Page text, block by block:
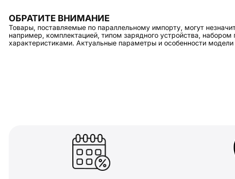
ОБРАТИТЕ ВНИМАНИЕ
Товары, поставляемые по параллельному импорту, могут
например, комплектацией, типом зарядного устройства,
характеристиками. Актуальные параметры и особенности